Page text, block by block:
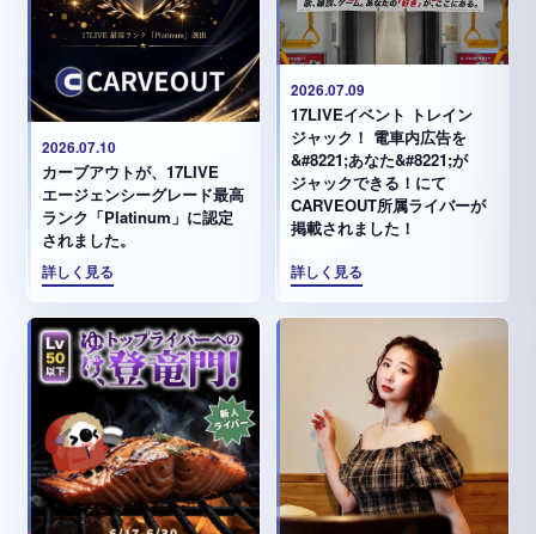
2026.07.10
カーブアウトが、17LIVE
エージェンシーグレード最高
ランク「Platinum」に認定
されました。
詳しく見る
2026.07.09
17LIVEイベント トレイン
ジャック！ 電車内広告を
&#8221;あなた&#8221;が
ジャックできる！にて
CARVEOUT所属ライバーが
掲載されました！
詳しく見る